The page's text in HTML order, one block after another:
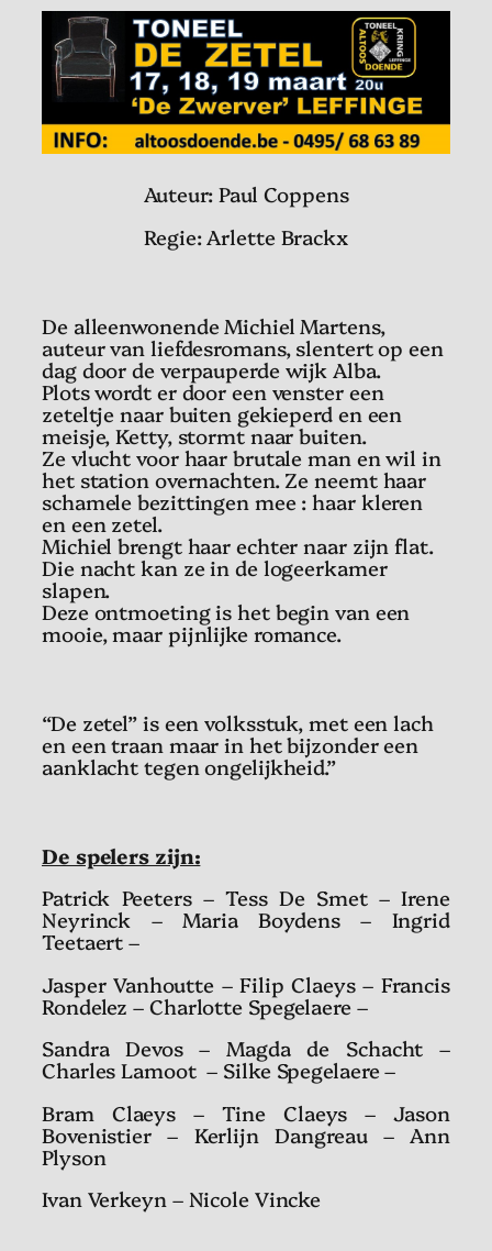
Auteur: Paul Coppens
Regie: Arlette Brackx
De alleenwonende Michiel Martens,
auteur van liefdesromans, slentert op een
dag door de verpauperde wijk Alba.
Plots wordt er door een venster een
zeteltje naar buiten gekieperd en een
meisje, Ketty, stormt naar buiten.
Ze vlucht voor haar brutale man en wil in
het station overnachten. Ze neemt haar
schamele bezittingen mee : haar kleren
en een zetel.
Michiel brengt haar echter naar zijn flat.
Die nacht kan ze in de logeerkamer
slapen.
Deze ontmoeting is het begin van een
mooie, maar pijnlijke romance.
“De zetel” is een volksstuk, met een lach
en een traan maar in het bijzonder een
aanklacht tegen ongelijkheid.”
De spelers zijn:
Patrick Peeters – Tess De Smet – Irene
Neyrinck – Maria Boydens – Ingrid
Teetaert –
Jasper Vanhoutte – Filip Claeys – Francis
Rondelez – Charlotte Spegelaere –
Sandra Devos – Magda de Schacht –
Charles Lamoot – Silke Spegelaere –
Bram Claeys – Tine Claeys – Jason
Bovenistier – Kerlijn Dangreau – Ann
Plyson
Ivan Verkeyn – Nicole Vincke